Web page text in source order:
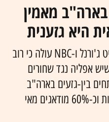
מאמין
היא גזענית
מהסקר שנערך על ידי וול סטריט ג'ורנל ו-NBC עולה כי רוב
אפליה נגד שחורים
שמתחים בין-גזעים בארה"ב
גרועים • 57% תומכים בהפגנות וכ-60% מודאגים מאי